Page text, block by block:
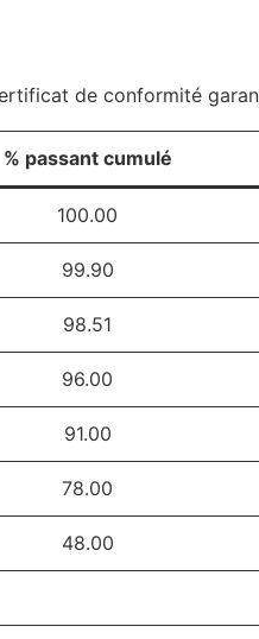
de conformité
% passant cumulé
100.00
99.90
98.51
96.00
91.00
78.00
48.00